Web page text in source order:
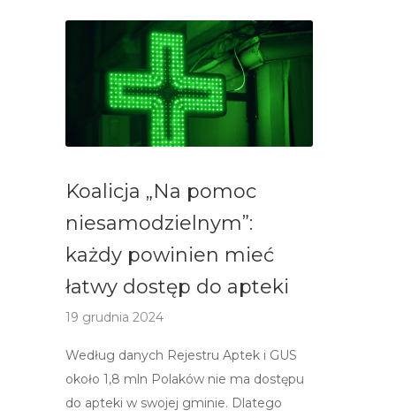
Koalicja „Na pomoc
niesamodzielnym”:
każdy powinien mieć
łatwy dostęp do apteki
19 grudnia 2024
Według danych Rejestru Aptek i GUS
około 1,8 mln Polaków nie ma dostępu
do apteki w swojej gminie. Dlatego